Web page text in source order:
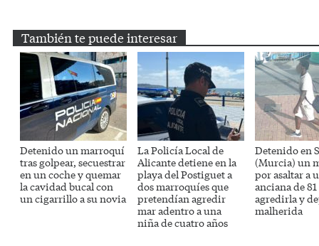
También te puede interesar
Detenido un marroquí
tras golpear, secuestrar
en un coche y quemar
la cavidad bucal con
un cigarrillo a su novia
La Policía Local de
Alicante detiene en la
playa del Postiguet a
dos marroquíes que
pretendían agredir
mar adentro a una
niña de cuatro años
Detenido en
(Murcia) un
por asaltar a
anciana de
agredirla y
malherida